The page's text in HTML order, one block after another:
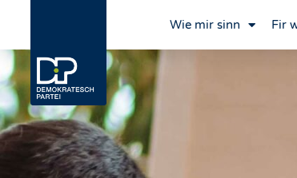
Wie mir sinn Fir